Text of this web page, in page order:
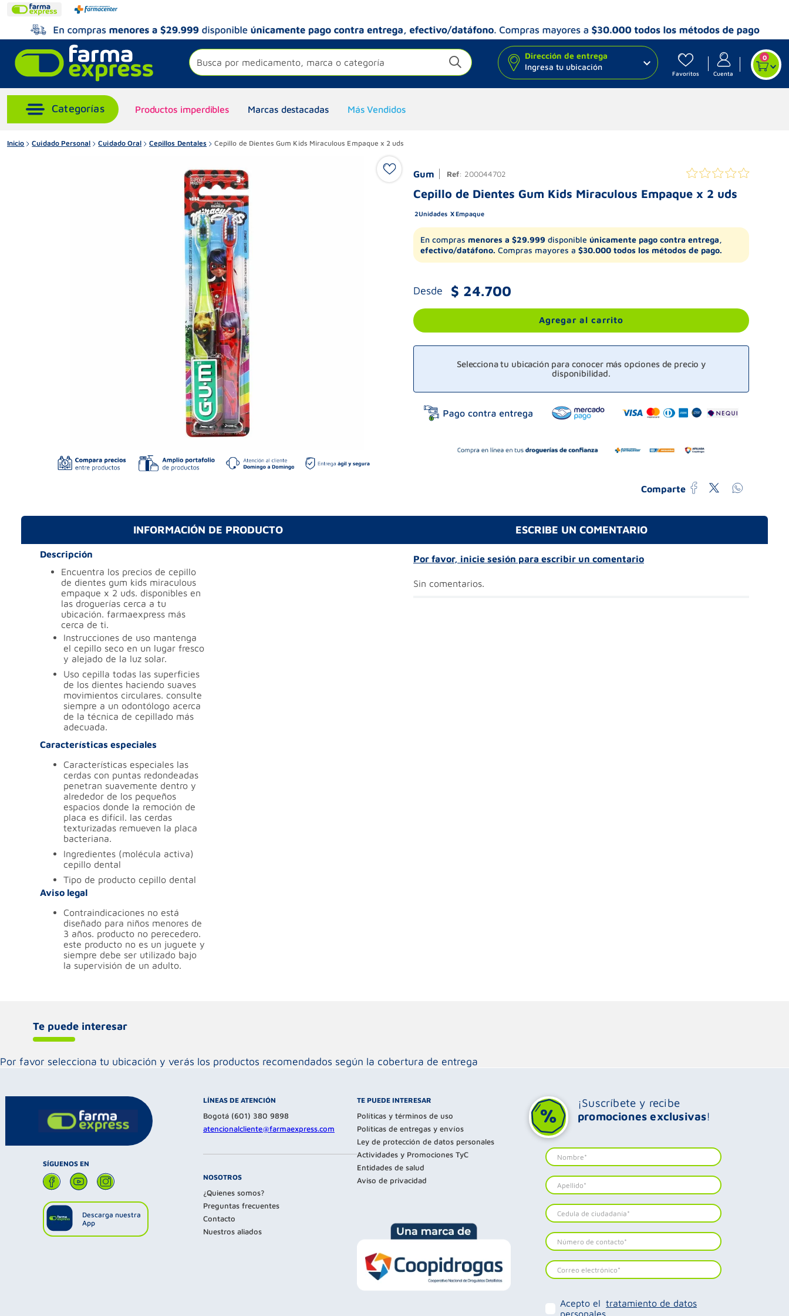
Busca por medicamento, marca o categoría
Dirección de entrega
Ingresa tu ubicación
Favoritos Cuenta
0
Productos imperdibles Marcas destacadas Más Vendidos
Inicio Cuidado Personal Cuidado Oral Cepillos Dentales Cepillo de Dientes Gum Kids Miraculous Empaque x 2 uds
Gum Ref: 200044702
Cepillo de Dientes Gum Kids Miraculous Empaque x 2 uds
2Unidades Empaque
En compras menores a $29.999 disponible únicamente pago contra entrega,
efectivo/datáfono. Compras mayores a $30.000 todos los métodos de pago.
Desde $ 24.700
Agregar al carrito
Selecciona tu ubicación para conocer más opciones de precio y
disponibilidad.
Comparte
INFORMACIÓN DE PRODUCTO
Descripción
encuentra los precios de cepillo
de dientes gum kids miraculous
empaque x 2 uds. disponibles en
las droguerías cerca a tu
ubicación. farmaexpress más
cerca de ti.
instrucciones de uso mantenga
el cepillo seco en un lugar fresco
y alejado de la luz solar.
uso cepilla todas las superficies
de los dientes haciendo suaves
movimientos circulares. consulte
siempre a un odontólogo acerca
de la técnica de cepillado más
adecuada.
Características especiales
características especiales las
cerdas con puntas redondeadas
penetran suavemente dentro y
alrededor de los pequeños
espacios donde la remoción de
placa es difícil. las cerdas
texturizadas remueven la placa
bacteriana.
ingredientes (molécula activa)
cepillo dental
tipo de producto cepillo dental
Aviso legal
contraindicaciones no está
diseñado para niños menores de
3 años. producto no perecedero.
este producto no es un juguete y
siempre debe ser utilizado bajo
la supervisión de un adulto.
ESCRIBE UN COMENTARIO
Por favor, inicie sesión para escribir un comentario
Sin comentarios.
Te puede interesar
Por favor selecciona tu ubicación y verás los productos recomendados según la cobertura de entrega
SÍGUENOS EN
Descarga nuestra
App
LÍNEAS DE ATENCIÓN
Bogotá (601) 380 9898
atencionalcliente@farmaexpress.com
NOSOTROS
¿Quienes somos?
Preguntas frecuentes
Contacto
Nuestros aliados
TE PUEDE INTERESAR
Políticas y términos de uso
Políticas de entregas y envíos
Ley de protección de datos personales
Actividades y Promociones TyC
Entidades de salud
Aviso de privacidad
¡Suscríbete y recibe
promociones exclusivas!
Acepto el tratamiento de datos